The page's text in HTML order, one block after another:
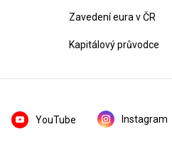
Zavedení eura v ČR
Kapitálový průvodce
YouTube Instagram